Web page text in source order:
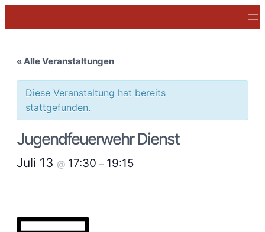
« Alle Veranstaltungen
Diese Veranstaltung hat bereits
stattgefunden.
Jugendfeuerwehr Dienst
Juli 13 @ 17:30 – 19:15